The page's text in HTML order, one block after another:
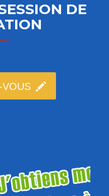
DE
VOUS